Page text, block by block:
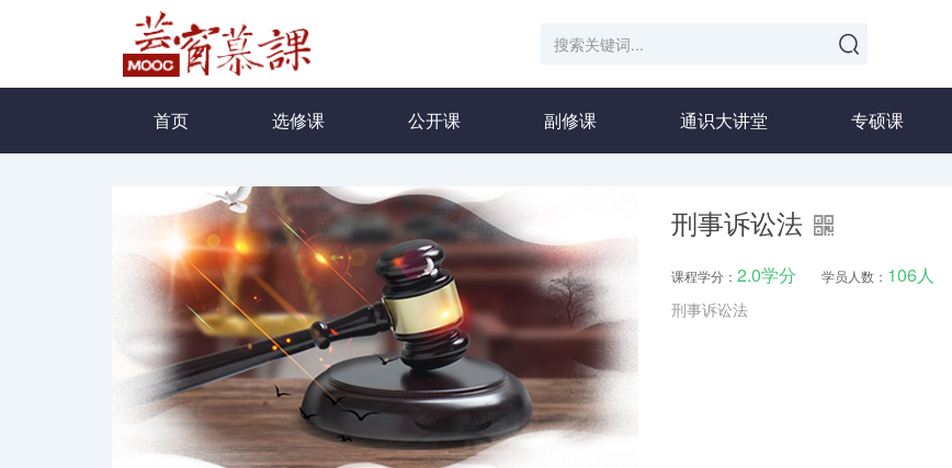
首页 选修课 公开课 副修课 通识大讲堂 专硕课
刑事诉讼法
课程学分： 2.0学分 学员人数： 106人
刑事诉讼法